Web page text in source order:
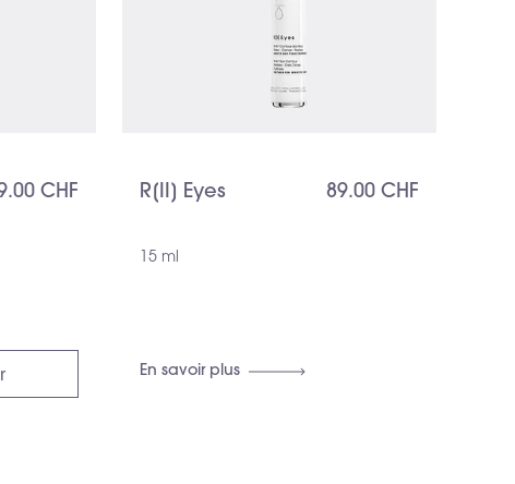
CHF R[II] Eyes 89.00 CHF
15 ml
En savoir plus